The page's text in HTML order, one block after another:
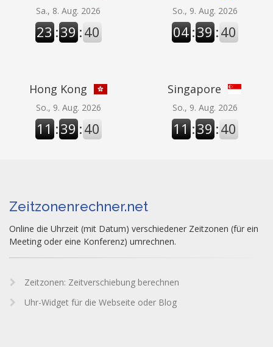
Sa., 8. Aug. 2026
23 :39 :40
So., 9. Aug. 2026
04 :39 :40
Hong Kong
So., 9. Aug. 2026
11 :39 :40
Singapore
So., 9. Aug. 2026
11 :39 :40
Zeitzonenrechner.net
Online die Uhrzeit (mit Datum) verschiedener Zeitzonen (für ein
Meeting oder eine Konferenz) umrechnen.
Zeitzonen: Zeitverschiebung berechnen
Uhr-Widget für die Webseite oder Blog